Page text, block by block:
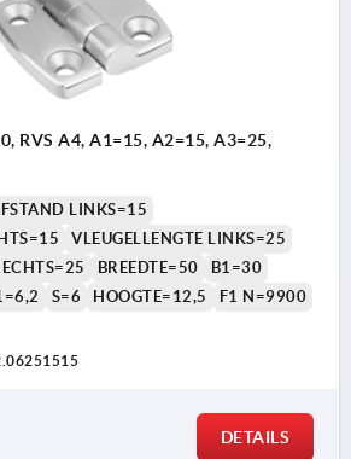
A3=25,
LINKS=15
VLEUGELLENGTE LINKS=25
BREEDTE=50
B1=30
S=6 HOOGTE=12,5
F1 N=9900
DETAILS